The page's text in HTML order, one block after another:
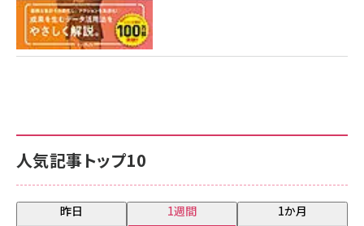
人気記事トップ10
昨日 1週間 1か月